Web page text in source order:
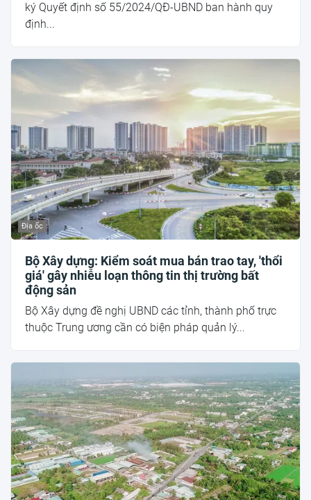
ký Quyết định số 55/2024/QĐ-UBND ban hành quy
định...
Địa ốc
Bộ Xây dựng: Kiểm soát mua bán trao tay, 'thổi
giá' gây nhiễu loạn thông tin thị trường bất
động sản
Bộ Xây dựng đề nghị UBND các tỉnh, thành phố trực
thuộc Trung ương cần có biện pháp quản lý...